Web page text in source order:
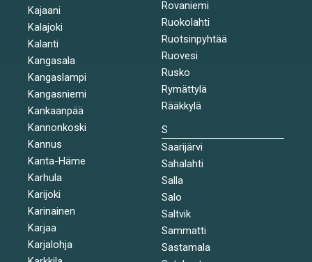
Kajaani
Kalajoki
Kalanti
Kangasala
Kangaslampi
Kangasniemi
Kankaanpää
Kannonkoski
Kannus
Kanta-Häme
Karhula
Karijoki
Karinainen
Karjaa
Karjalohja
Rovaniemi
Ruokolahti
Ruotsinpyhtää
Ruovesi
Rusko
Rymättylä
Rääkkylä
S
Saarijärvi
Sahalahti
Salla
Salo
Saltvik
Sammatti
Sastamala